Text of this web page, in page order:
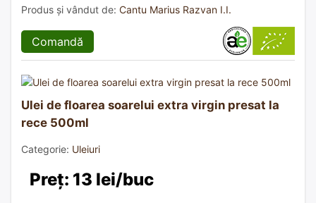
Produs și vândut de: Cantu Marius Razvan I.I.
Comandă
Ulei de floarea soarelui extra virgin presat la
rece 500ml
Categorie: Uleiuri
Preț: 13 lei/buc